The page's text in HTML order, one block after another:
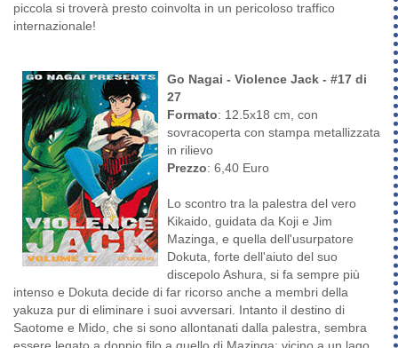
piccola si troverà presto coinvolta in un pericoloso traffico
internazionale!
Go Nagai - Violence Jack - #17 di
27
Formato: 12.5x18 cm, con
sovracoperta con stampa metallizzata
in rilievo
Prezzo: 6,40 Euro
Lo scontro tra la palestra del vero
Kikaido, guidata da Koji e Jim
Mazinga, e quella dell'usurpatore
Dokuta, forte dell'aiuto del suo
discepolo Ashura, si fa sempre più
intenso e Dokuta decide di far ricorso anche a membri della
yakuza pur di eliminare i suoi avversari. Intanto il destino di
Saotome e Mido, che si sono allontanati dalla palestra, sembra